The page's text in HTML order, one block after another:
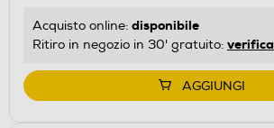
Acquisto online: disponibile
Ritiro in negozio in 30' gratuito: verifica
AGGIUNGI